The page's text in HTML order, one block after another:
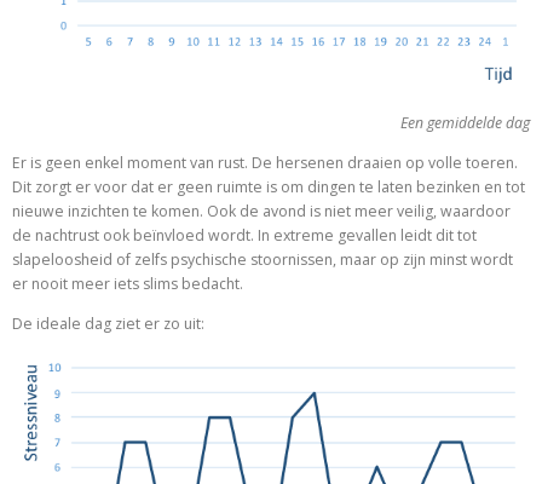
Een gemiddelde dag
Er is geen enkel moment van rust. De hersenen draaien op volle toeren.
Dit zorgt er voor dat er geen ruimte is om dingen te laten bezinken en tot
nieuwe inzichten te komen. Ook de avond is niet meer veilig, waardoor
de nachtrust ook beïnvloed wordt. In extreme gevallen leidt dit tot
slapeloosheid of zelfs psychische stoornissen, maar op zijn minst wordt
er nooit meer iets slims bedacht.
De ideale dag ziet er zo uit: